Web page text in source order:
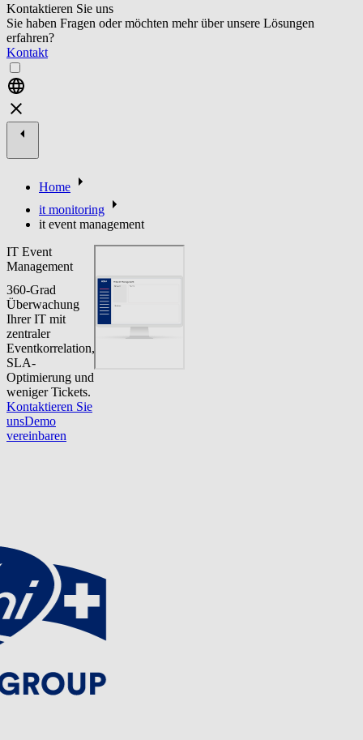
Kontaktieren Sie uns
Sie haben Fragen oder möchten mehr über unsere Lösungen
erfahren?
Kontakt
Home
it monitoring
it event management
IT Event
Management
360-Grad
Überwachung
Ihrer IT mit
zentraler
Eventkorrelation,
SLA-
Optimierung und
weniger Tickets.
Kontaktieren Sie
unsDemo
vereinbaren